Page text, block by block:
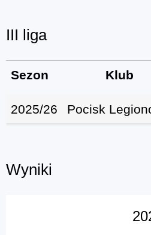
III liga
Sezon Klub
2025/26 Pocisk
Wyniki